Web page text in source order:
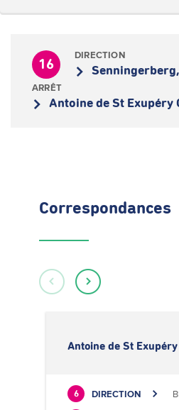
16
DIRECTION
ARRÊT
Antoine de St Exupéry
Correspondances
Antoine de St Exupéry
6 DIRECTION